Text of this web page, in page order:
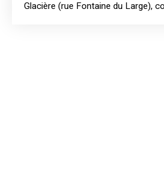
Glacière (rue Fontaine du Large),